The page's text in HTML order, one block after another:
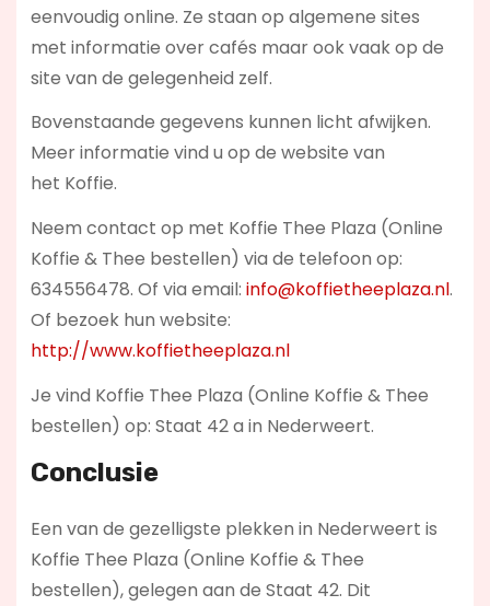
eenvoudig online. Ze staan op algemene sites
met informatie over cafés maar ook vaak op de
site van de gelegenheid zelf.
Bovenstaande gegevens kunnen licht afwijken.
Meer informatie vind u op de website van
het Koffie.
Neem contact op met Koffie Thee Plaza (Online
Koffie & Thee bestellen) via de telefoon op:
634556478. Of via email: info@koffietheeplaza.nl.
Of bezoek hun website:
http://www.koffietheeplaza.nl
Je vind Koffie Thee Plaza (Online Koffie & Thee
bestellen) op: Staat 42 a in Nederweert.
Conclusie
Een van de gezelligste plekken in Nederweert is
Koffie Thee Plaza (Online Koffie & Thee
bestellen), gelegen aan de Staat 42. Dit